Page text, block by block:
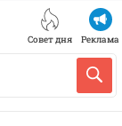
Совет дня Реклама